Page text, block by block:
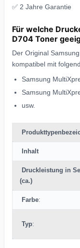
✅ 2 Jahre Garantie
Für welche
D704 Toner
Der Original
kompatibel mit
Samsung
Samsung
usw.
Inhalt
Druckleistung in
(ca.)
Farbe:
Typ: